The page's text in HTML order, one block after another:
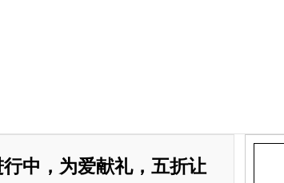
中，为爱献礼，五折让